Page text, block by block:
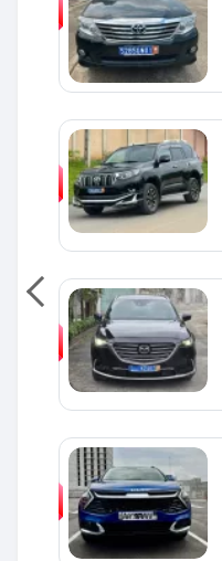
SPÉCIAL